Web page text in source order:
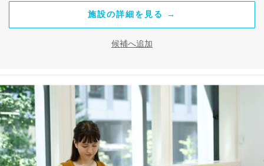
施設の詳細を見る →
候補へ追加